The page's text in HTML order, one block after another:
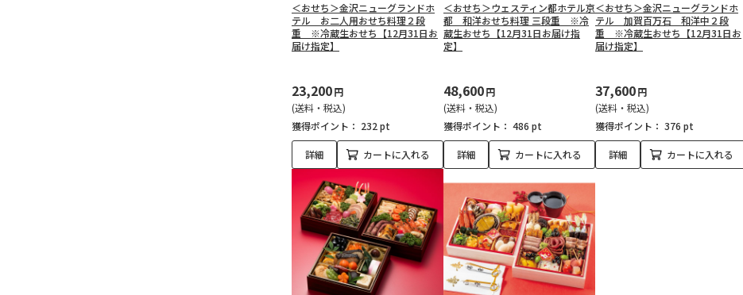
＜おせち＞金沢ニューグランドホ
テル お二人用おせち料理２段
重 ※冷蔵生おせち【12月31日お
届け指定】
23,200円
(送料・税込)
獲得ポイント： 232 pt
詳細 カートに入れる
＜おせち＞ウェスティン都ホテル京
都 和洋おせち料理 三段重 ※冷
蔵生おせち【12月31日お届け指
定】
48,600円
(送料・税込)
獲得ポイント： 486 pt
詳細 カートに入れる
＜おせち＞金沢ニューグランドホ
テル 加賀百万石 和洋中２段
重 ※冷蔵生おせち【12月31日お
届け指定】
37,600円
(送料・税込)
獲得ポイント： 376 pt
詳細 カートに入れる